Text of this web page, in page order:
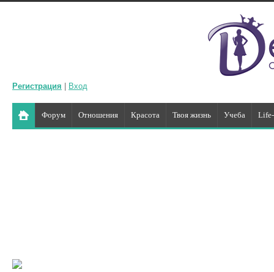
Регистрация Вход
Форум Отношения Красота Твоя жизнь Учеба